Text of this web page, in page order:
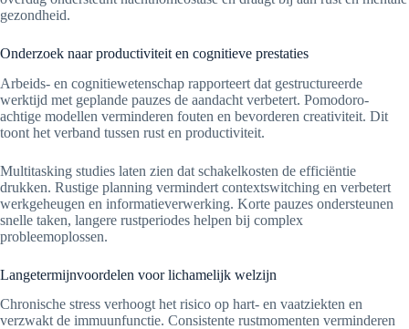
gezondheid.
Onderzoek naar productiviteit en cognitieve prestaties
Arbeids- en cognitiewetenschap rapporteert dat gestructureerde
werktijd met geplande pauzes de aandacht verbetert. Pomodoro-
achtige modellen verminderen fouten en bevorderen creativiteit. Dit
toont het verband tussen rust en productiviteit.
Multitasking studies laten zien dat schakelkosten de efficiëntie
drukken. Rustige planning vermindert contextswitching en verbetert
werkgeheugen en informatieverwerking. Korte pauzes ondersteunen
snelle taken, langere rustperiodes helpen bij complex
probleemoplossen.
Langetermijnvoordelen voor lichamelijk welzijn
Chronische stress verhoogt het risico op hart- en vaatziekten en
verzwakt de immuunfunctie. Consistente rustmomenten verminderen